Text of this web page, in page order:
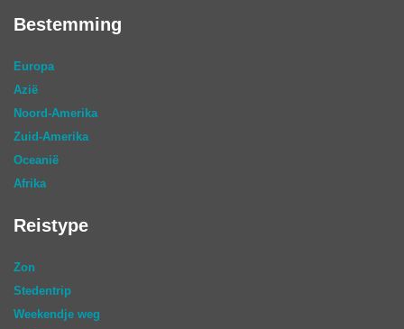
Bestemming
Europa
Azië
Noord-Amerika
Zuid-Amerika
Oceanië
Afrika
Reistype
Zon
Stedentrip
Weekendje weg